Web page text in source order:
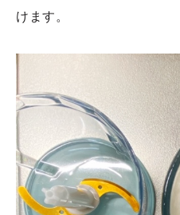
けます。